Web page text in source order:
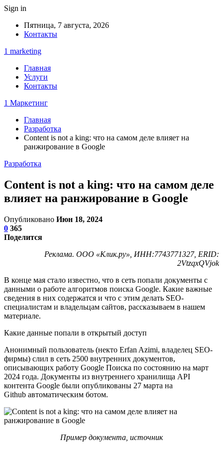
Sign in
Пятница, 7 августа, 2026
Контакты
1 marketing
Главная
Услуги
Контакты
1 Маркетинг
Главная
Разработка
Content is not a king: что на самом деле влияет на
ранжирование в Google
Разработка
Content is not a king: что на самом деле
влияет на ранжирование в Google
Опубликовано Июн 18, 2024
0 365
Поделится
Реклама. ООО «Клик.ру», ИНН:7743771327, ERID:
2VtzqxQVjok
В конце мая стало известно, что в сеть попали документы с
данными о работе алгоритмов поиска Google. Какие важные
сведения в них содержатся и что с этим делать SEO-
специалистам и владельцам сайтов, рассказываем в нашем
материале.
Какие данные попали в открытый доступ
Анонимный пользователь (некто Erfan Azimi, владелец SEO-
фирмы) слил в сеть 2500 внутренних документов,
описывающих работу Google Поиска по состоянию на март
2024 года. Документы из внутреннего хранилища API
контента Google были опубликованы 27 марта на
Github автоматическим ботом.
Пример документа, источник